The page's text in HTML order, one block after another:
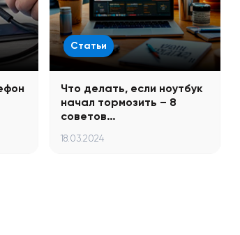
Статьи
Что делать, если ноутбук
начал тормозить – 8
советов…
18.03.2024